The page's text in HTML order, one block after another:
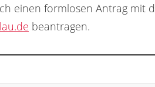
einen formlosen Antrag mit
beantragen.